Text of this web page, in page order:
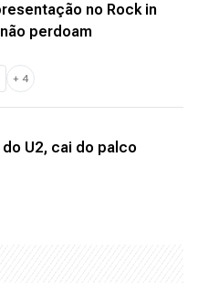
no Rock in
perdoam
+ 4
U2, cai do palco